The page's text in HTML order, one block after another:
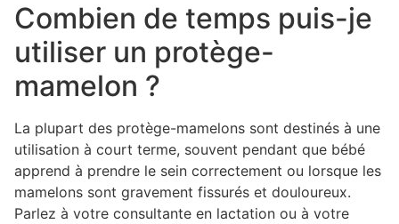
Combien de temps puis-je
utiliser un protège-
mamelon ?
La plupart des protège-mamelons sont destinés à une
utilisation à court terme, souvent pendant que bébé
apprend à prendre le sein correctement ou lorsque les
mamelons sont gravement fissurés et douloureux.
Parlez à votre consultante en lactation ou à votre